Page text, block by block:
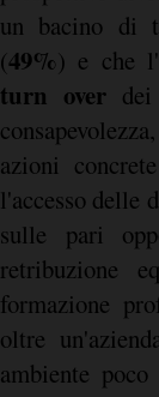
un bacino di
(49%) e che
turn overdei
azioni
l'accesso delle
sulle pari
retribuzione
formazione
oltre
ambiente